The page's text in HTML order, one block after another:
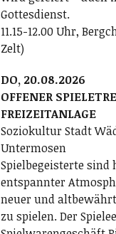
Gottesdienst.
11.15-12.00 Uhr,
Zelt)
DO, 20.08.2026
OFFENER
FREIZEITANLAGE
Soziokultur Stadt
Untermosen
Spielbegeisterte
entspannter
neuer und
zu spielen. Der